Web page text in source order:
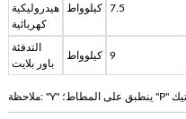
هيدروليكية
كهربائية
كيلوواط 7.5
التدفئة
باور بلايت
كيلوواط 9